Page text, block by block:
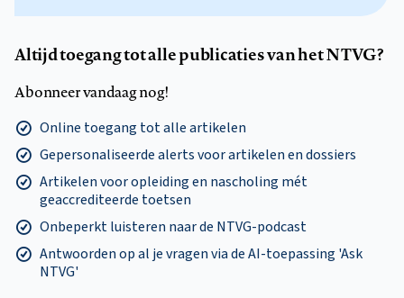
Altijd toegang tot alle publicaties van het NTVG?
Abonneer vandaag nog!
Online toegang tot alle artikelen
Gepersonaliseerde alerts voor artikelen en dossiers
Artikelen voor opleiding en nascholing mét
geaccrediteerde toetsen
Onbeperkt luisteren naar de NTVG-podcast
Antwoorden op al je vragen via de AI-toepassing 'Ask
NTVG'